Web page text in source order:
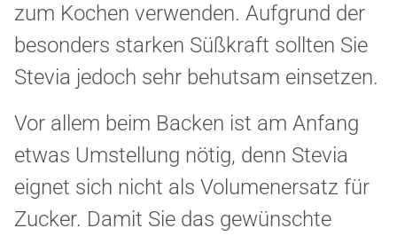
zum Kochen verwenden. Aufgrund der
besonders starken Süßkraft sollten Sie
Stevia jedoch sehr behutsam einsetzen.
Vor allem beim Backen ist am Anfang
etwas Umstellung nötig, denn Stevia
eignet sich nicht als Volumenersatz für
Zucker. Damit Sie das gewünschte